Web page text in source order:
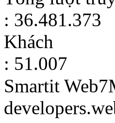
: 36.481.373
Khách
: 51.007
Smartit